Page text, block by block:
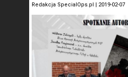
Redakcja SpecialOps.pl | 2019-02-07